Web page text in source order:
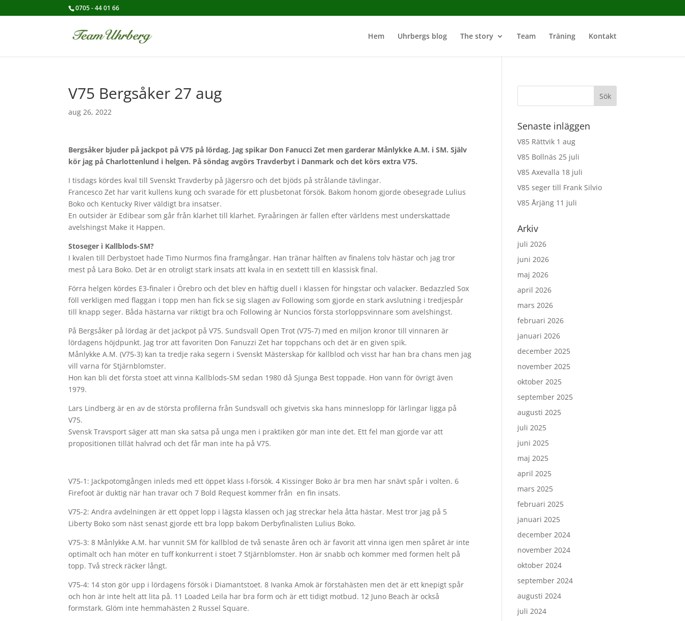
0705 - 44 01 66
Hem Uhrbergs blog The story Team Träning Kontakt
V75 Bergsåker 27 aug
aug 26, 2022
Bergsåker bjuder på jackpot på V75 på lördag. Jag spikar Don Fanucci Zet men garderar Månlykke A.M. i SM. Själv
kör jag på Charlottenlund i helgen. På söndag avgörs Travderbyt i Danmark och det körs extra V75.
I tisdags kördes kval till Svenskt Travderby på Jägersro och det bjöds på strålande tävlingar.
Francesco Zet har varit kullens kung och svarade för ett plusbetonat försök. Bakom honom gjorde obesegrade Lulius
Boko och Kentucky River väldigt bra insatser.
En outsider är Edibear som går från klarhet till klarhet. Fyraåringen är fallen efter världens mest underskattade
avelshingst Make it Happen.
Stoseger i Kallblods-SM?
I kvalen till Derbystoet hade Timo Nurmos fina framgångar. Han tränar hälften av finalens tolv hästar och jag tror
mest på Lara Boko. Det är en otroligt stark insats att kvala in en sextett till en klassisk final.
Förra helgen kördes E3-finaler i Örebro och det blev en häftig duell i klassen för hingstar och valacker. Bedazzled Sox
föll verkligen med flaggan i topp men han fick se sig slagen av Following som gjorde en stark avslutning i tredjespår
till knapp seger. Båda hästarna var riktigt bra och Following är Nuncios första storloppsvinnare som avelshingst.
På Bergsåker på lördag är det jackpot på V75. Sundsvall Open Trot (V75-7) med en miljon kronor till vinnaren är
lördagens höjdpunkt. Jag tror att favoriten Don Fanuzzi Zet har toppchans och det är en given spik.
Månlykke A.M. (V75-3) kan ta tredje raka segern i Svenskt Mästerskap för kallblod och visst har han bra chans men jag
vill varna för Stjärnblomster.
Hon kan bli det första stoet att vinna Kallblods-SM sedan 1980 då Sjunga Best toppade. Hon vann för övrigt även
1979.
Lars Lindberg är en av de största profilerna från Sundsvall och givetvis ska hans minneslopp för lärlingar ligga på
V75.
Svensk Travsport säger att man ska satsa på unga men i praktiken gör man inte det. Ett fel man gjorde var att
propositionen tillät halvrad och det får man inte ha på V75.
V75-1: Jackpotomgången inleds med ett öppet klass I-försök. 4 Kissinger Boko är bra men har snävt spår i volten. 6
Firefoot är duktig när han travar och 7 Bold Request kommer från en fin insats.
V75-2: Andra avdelningen är ett öppet lopp i lägsta klassen och jag streckar hela åtta hästar. Mest tror jag på 5
Liberty Boko som näst senast gjorde ett bra lopp bakom Derbyfinalisten Lulius Boko.
V75-3: 8 Månlykke A.M. har vunnit SM för kallblod de två senaste åren och är favorit att vinna igen men spåret är inte
optimalt och han möter en tuff konkurrent i stoet 7 Stjärnblomster. Hon är snabb och kommer med formen helt på
topp. Två streck räcker långt.
V75-4: 14 ston gör upp i lördagens försök i Diamantstoet. 8 Ivanka Amok är förstahästen men det är ett knepigt spår
och hon är inte helt att lita på. 11 Loaded Leila har bra form och är ett tidigt motbud. 12 Juno Beach är också
formstark. Glöm inte hemmahästen 2 Russel Square.
Senaste inläggen
V85 Rättvik 1 aug
V85 Bollnäs 25 juli
V85 Axevalla 18 juli
V85 seger till Frank Silvio
V85 Årjäng 11 juli
Arkiv
juli 2026
juni 2026
maj 2026
april 2026
mars 2026
februari 2026
januari 2026
december 2025
november 2025
oktober 2025
september 2025
augusti 2025
juli 2025
juni 2025
maj 2025
april 2025
mars 2025
februari 2025
januari 2025
december 2024
november 2024
oktober 2024
september 2024
augusti 2024
juli 2024